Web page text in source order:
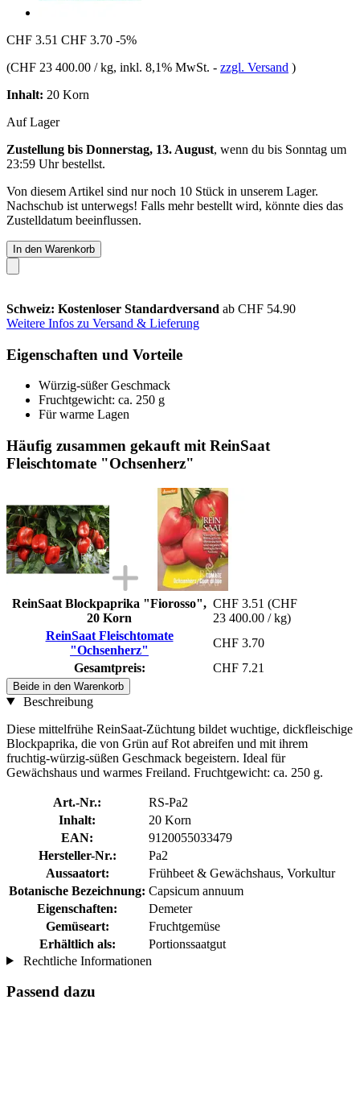
CHF 3.51 CHF 3.70 -5%
(CHF 23 400.00 / kg, inkl. 8,1% MwSt. - zzgl. Versand )
Inhalt: 20 Korn
Auf Lager
Zustellung bis Donnerstag, 13. August, wenn du bis Sonntag um
23:59 Uhrbestellst.
Von diesem Artikel sind nur noch 10 Stück in unserem Lager.
Nachschub ist unterwegs! Falls mehr bestellt wird, könnte dies das
Zustelldatum beeinflussen.
In den Warenkorb
Schweiz: Kostenloser Standardversand ab CHF 54.90
Weitere Infos zu Versand & Lieferung
Eigenschaften und Vorteile
Würzig-süßer Geschmack
Fruchtgewicht: ca. 250 g
Für warme Lagen
Häufig zusammen gekauft mit ReinSaat
Fleischtomate "Ochsenherz"
ReinSaat Blockpaprika "Fiorosso",
20 Korn
CHF 3.51 (CHF
23 400.00 / kg)
ReinSaat Fleischtomate
"Ochsenherz"
CHF 3.70
Gesamtpreis:
CHF 7.21
Beide in den Warenkorb
Beschreibung
Diese mittelfrühe ReinSaat-Züchtung bildet wuchtige, dickfleischige
Blockpaprika, die von Grün auf Rot abreifen und mit ihrem
fruchtig-würzig-süßen Geschmack begeistern. Ideal für
Gewächshaus und warmes Freiland. Fruchtgewicht: ca. 250 g.
Art.-Nr.:
RS-Pa2
Inhalt:
20 Korn
EAN:
9120055033479
Hersteller-Nr.:
Pa2
Aussaatort:
Frühbeet & Gewächshaus, Vorkultur
Botanische Bezeichnung: Capsicum annuum
Eigenschaften:
Demeter
Gemüseart:
Fruchtgemüse
Erhältlich als:
Portionssaatgut
Rechtliche Informationen
Passend dazu